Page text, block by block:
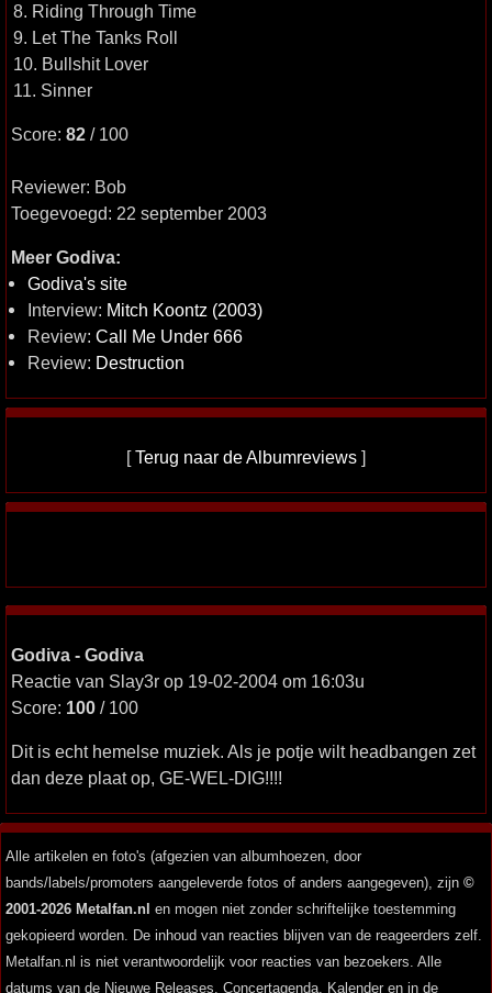
8. Riding Through Time
9. Let The Tanks Roll
10. Bullshit Lover
11. Sinner
Score: 82 / 100
Reviewer: Bob
Toegevoegd: 22 september 2003
Meer Godiva:
Godiva's site
Interview: Mitch Koontz (2003)
Review: Call Me Under 666
Review: Destruction
[Terug naar de Albumreviews ]
Godiva - Godiva
Reactie van Slay3r op 19-02-2004 om 16:03u
Score: 100 / 100
Dit is echt hemelse muziek. Als je potje wilt headbangen zet
dan deze plaat op, GE-WEL-DIG!!!!
Alle artikelen en foto's (afgezien van albumhoezen, door
bands/labels/promoters aangeleverde fotos of anders aangegeven), zijn ©
2001-2026 Metalfan.nl en mogen niet zonder schriftelijke toestemming
gekopieerd worden. De inhoud van reacties blijven van de reageerders zelf.
Metalfan.nl is niet verantwoordelijk voor reacties van bezoekers. Alle
datums van de Nieuwe Releases, Concertagenda, Kalender en in de